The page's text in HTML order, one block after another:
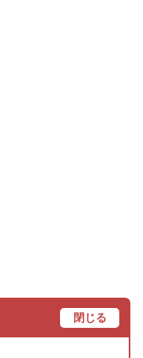
閉じる